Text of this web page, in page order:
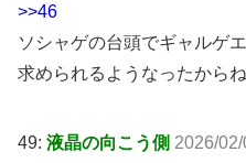
>>46
ソシャゲの台頭でギャルゲ
求められるようなったから
49: 液晶の向こう側 2026/